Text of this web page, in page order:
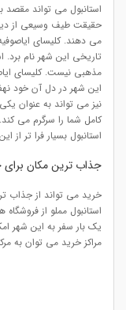
استانبول می تواند
حقیقت طیف وسیعی از
می دهند. کلیسای
تاریخی این شهر نام برد.
مذهبی نیست. کلیسای
این شهر در دل آن خود
نیز می تواند به عنوان
کامل شما را سرگرم می
استانبول بسیار فرا تر از
جذاب ترین مکان برای
خرید می تواند از جذاب
استانبول مملو از
یک بار سفر به این شهر
مراکز خرید می توان به